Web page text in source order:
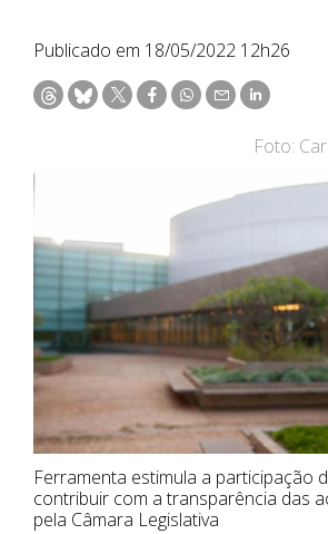
Publicado em 18/05/2022 12h26
Foto:
Ferramenta estimula a participação
contribuir com a transparência das
pela Câmara Legislativa